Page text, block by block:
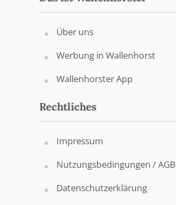
Über uns
Werbung in Wallenhorst
Wallenhorster App
Rechtliches
Impressum
Nutzungsbedingungen / AGB
Datenschutzerklärung